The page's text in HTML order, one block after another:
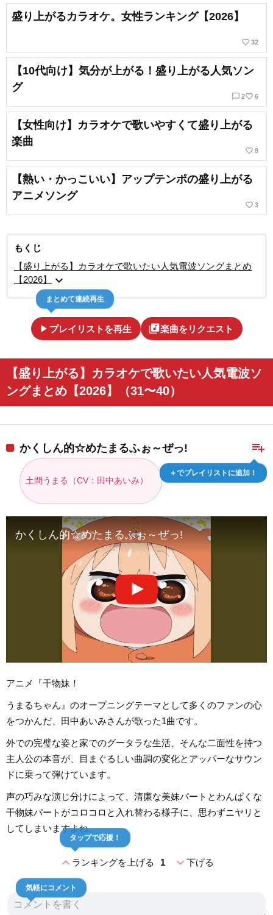
盛り上がるカラオケ。女性ランキング【2026】
favorite_border 32
【10代向け】気分が上がる！盛り上がる人気ソン
グ
chat_bubble_outline 2favorite_border 6
【女性向け】カラオケで歌いやすくて盛り上がる
楽曲
favorite_border 8
【熱い・かっこいい】アップテンポの盛り上がる
アニメソング
favorite_border 3
もくじ
【盛り上がる】カラオケで歌いたい人気電波ソングまとめ
【2026】
expand_more
play_arrow プレイリストを再生
まとめて連続再生
library_music楽曲をリクエスト
【盛り上がる】カラオケで歌いたい人気電波ソ
ングまとめ【2026】（31〜40）
playlist_add
＋でプレイリストに追加！
かくしん的☆めたまるふぉ～ぜっ!
土間うまる（CV：田中あいみ）
かくしん的☆めたまるふぉ～ぜっ!
アニメ『干物妹！
うまるちゃん』のオープニングテーマとして多くのファンの心
をつかんだ、田中あいみさんが歌った1曲です。
外での完璧な姿と家でのグータラな生活、そんな二面性を持つ
主人公の本音が、目まぐるしい曲調の変化とアッパーなサウン
ドに乗って弾けています。
声の巧みな演じ分けによって、清廉な美妹パートとわんぱくな
干物妹パートがコロコロと入れ替わる様子に、思わずニヤリと
してしまいますよね。
expand_lessランキングを上げる 1
タップで応援！
expand_more下げる
気軽にコメント